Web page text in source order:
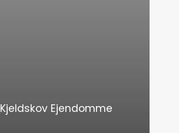
Kjeldskov Ejendomme